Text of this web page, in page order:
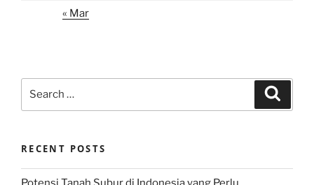
« Mar
RECENT POSTS